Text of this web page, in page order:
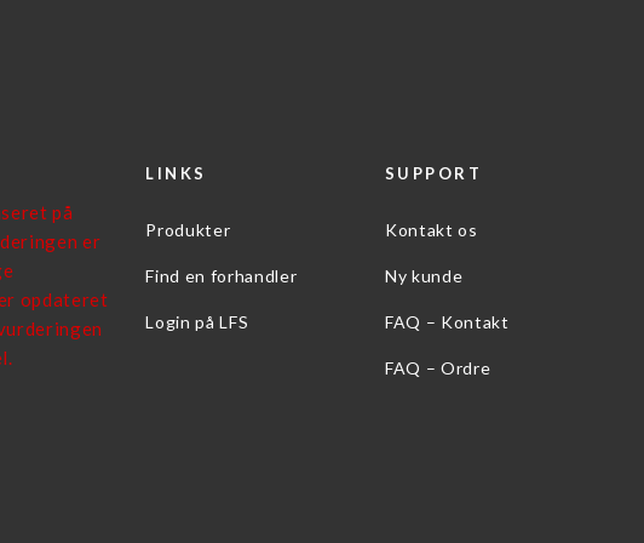
LINKS
Produkter
Find en forhandler
Login på LFS
SUPPORT
Kontakt os
Ny kunde
FAQ – Kontakt
FAQ – Ordre